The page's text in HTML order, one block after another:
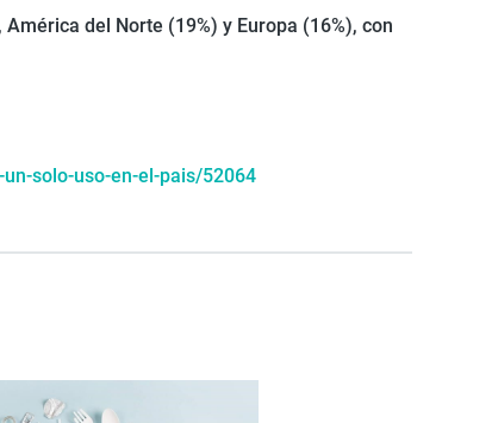
del Norte (19%) y Europa (16%), con
solo-uso-en-el-pais/52064